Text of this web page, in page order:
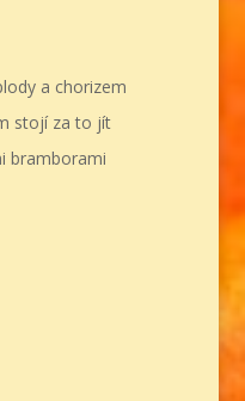
a chorizem
stojí za to jít
bramborami